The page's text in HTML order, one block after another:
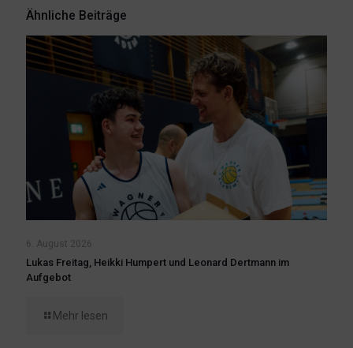
Ähnliche Beiträge
6. August 2026
Lukas Freitag, Heikki Humpert und Leonard Dertmann im
Aufgebot
Mehr lesen